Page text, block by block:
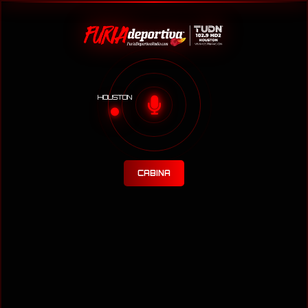
HOUSTON
CABINA